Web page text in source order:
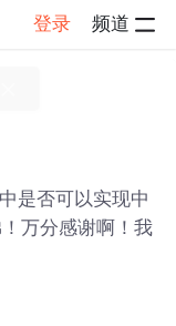
登录 频道
是否可以实现中
万分感谢啊！我